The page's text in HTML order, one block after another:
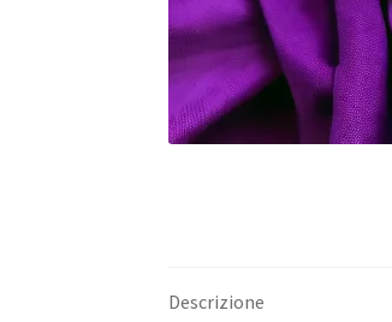
Descrizione